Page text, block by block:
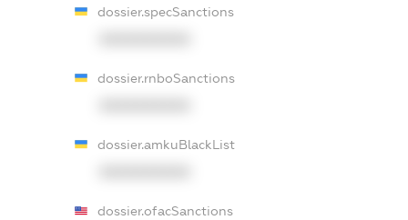
dossier.specSanctions
dossier.rnboSanctions
dossier.amkuBlackList
dossier.ofacSanctions